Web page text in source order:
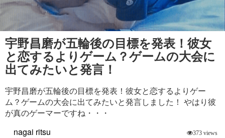
宇野昌磨が五輪後の目標を発表！彼女
と恋するよりゲーム？ゲームの大会に
出てみたいと発言！
宇野昌磨が五輪後の目標を発表！彼女と恋するよりゲー
ム？ゲームの大会に出てみたいと発言しました！ やはり彼
が真のゲーマーですね・・・
nagai ritsu
373 views